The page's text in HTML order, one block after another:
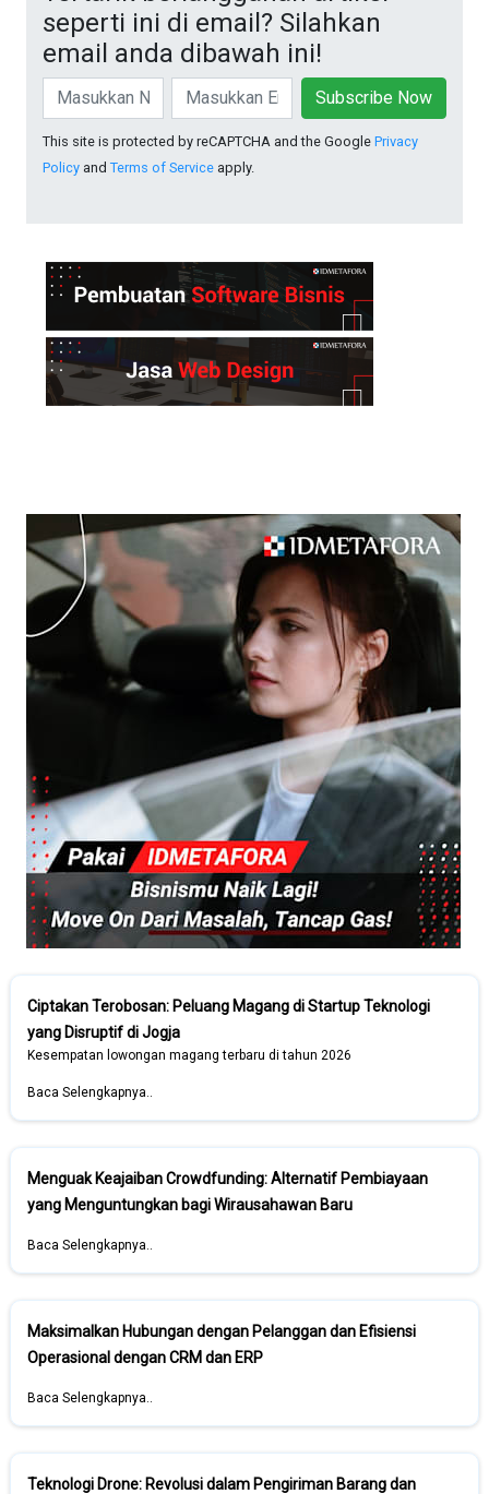
seperti ini di email? Silahkan
email anda dibawah ini!
Subscribe Now
This site is protected by reCAPTCHA and the Google Privacy
Policy and Terms of Service apply.
Ciptakan Terobosan: Peluang Magang di Startup Teknologi
yang Disruptif di Jogja
Kesempatan lowongan magang terbaru di tahun 2026
Baca Selengkapnya..
Menguak Keajaiban Crowdfunding: Alternatif Pembiayaan
yang Menguntungkan bagi Wirausahawan Baru
Baca Selengkapnya..
Maksimalkan Hubungan dengan Pelanggan dan Efisiensi
Operasional dengan CRM dan ERP
Baca Selengkapnya..
Teknologi Drone: Revolusi dalam Pengiriman Barang dan